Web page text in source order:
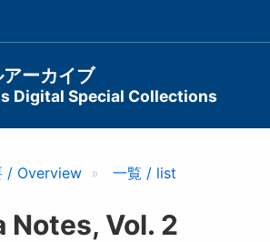
ーカイブ
Digital Special Collections
/ Overview 一覧 / list
Notes, Vol. 2